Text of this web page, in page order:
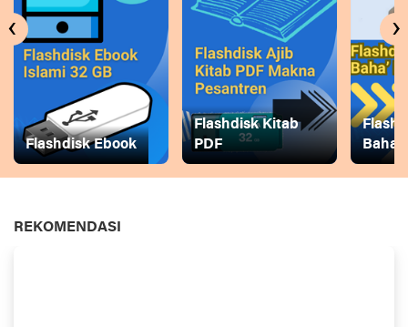
Flashdisk Ebook
Flashdisk Kitab
PDF
Baha
‹ ›
REKOMENDASI